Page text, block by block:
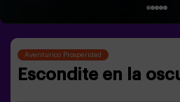
Aventurico Prosperidad
Escondite en la